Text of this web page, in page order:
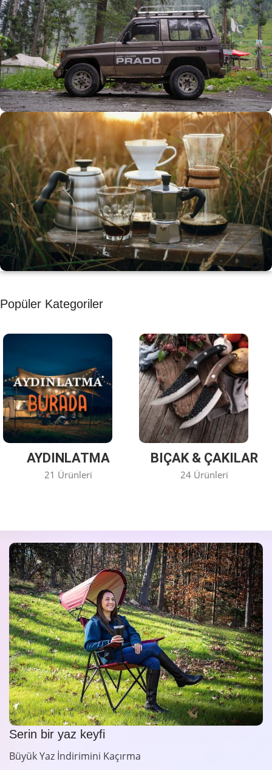
Alışverişe Başla
ARAÇ AKSESUARLARI
SATIŞ VE MONTAJ
Keşfet
KAHVE KEYFİ
Kahvemizi Denediniz mi ?
Keşfet
Popüler Kategoriler
AYDINLATMA
21 Ürünleri
BIÇAK & ÇAKILAR
24 Ürünleri
Serin bir yaz keyfi
Büyük Yaz İndirimini Kaçırma